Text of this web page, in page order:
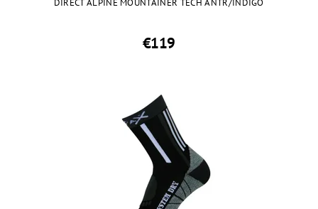
DIRECT ALPINE MOUNTAINER TECH ANTR/INDIGO
€119